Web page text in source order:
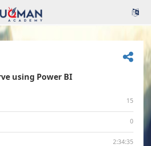
using Power BI
15
0
2:34:35